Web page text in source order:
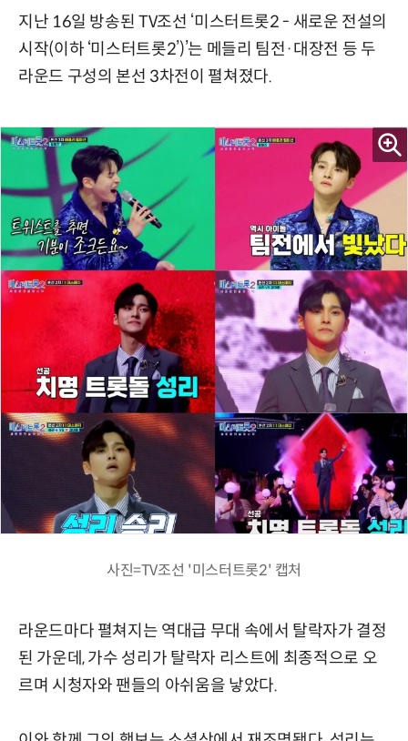
지난 16일 방송된 TV조선 ‘미스터트롯2 - 새로운 전설의
시작(이하 ‘미스터트롯2’)’는 메들리 팀전·대장전 등 두
라운드 구성의 본선 3차전이 펼쳐졌다.
사진=TV조선 '미스터트롯2' 캡처
라운드마다 펼쳐지는 역대급 무대 속에서 탈락자가 결정
된 가운데, 가수 성리가 탈락자 리스트에 최종적으로 오
르며 시청자와 팬들의 아쉬움을 낳았다.